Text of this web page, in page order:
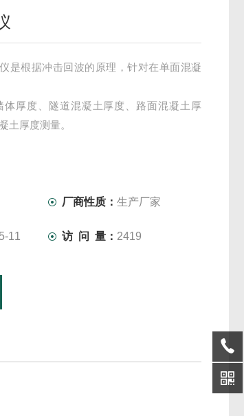
是根据冲击回波的原理，针对在单面混凝
体厚度、隧道混凝土厚度、路面混凝土厚
土厚度测量。
厂商性质：生产厂家
11 访 问 量： 2419